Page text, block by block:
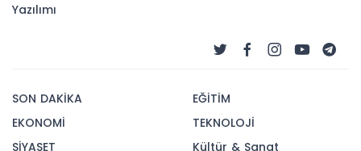
Yazılımı
SON DAKİKA
EKONOMİ
SİYASET
EĞİTİM
TEKNOLOJİ
Kültür & Sanat